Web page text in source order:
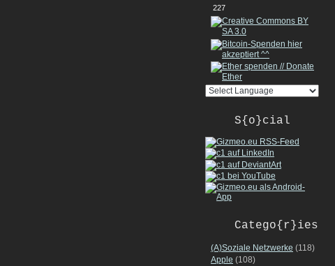
227
S{o}cial
Catego{r}ies
(A)Soziale Netzwerke (118)
Apple (108)